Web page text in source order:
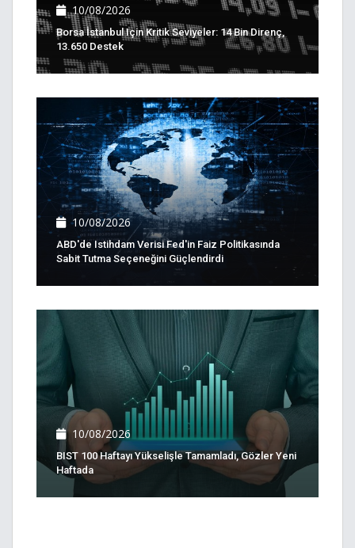
10/08/2026
Borsa İstanbul Için Kritik Seviyeler: 14 Bin Direnç,
13.650 Destek
10/08/2026
ABD'de Istihdam Verisi Fed'in Faiz Politikasında
Sabit Tutma Seçeneğini Güçlendirdi
10/08/2026
BIST 100 Haftayı Yükselişle Tamamladı, Gözler Yeni
Haftada